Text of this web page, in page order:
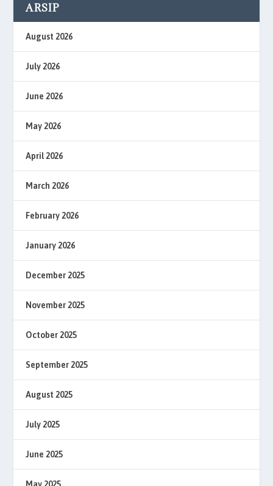
ARSIP
August 2026
July 2026
June 2026
May 2026
April 2026
March 2026
February 2026
January 2026
December 2025
November 2025
October 2025
September 2025
August 2025
July 2025
June 2025
May 2025